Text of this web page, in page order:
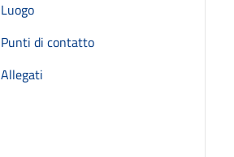
Luogo
Punti di contatto
Allegati